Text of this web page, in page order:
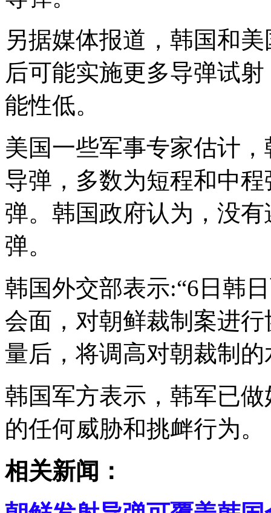
另据媒体报道，韩国和
后可能实施更多导弹试
能性低。
美国一些军事专家估计
导弹，多数为短程和中
弹。韩国政府认为，没
弹。
韩国外交部表示:“6日韩
会面，对朝鲜裁制案进
量后，将调高对朝裁制的
韩国军方表示，韩军已
的任何威胁和挑衅行为。
相关新闻：